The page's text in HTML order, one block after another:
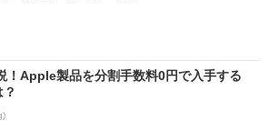
！Apple製品を分割手数料0円で入手する